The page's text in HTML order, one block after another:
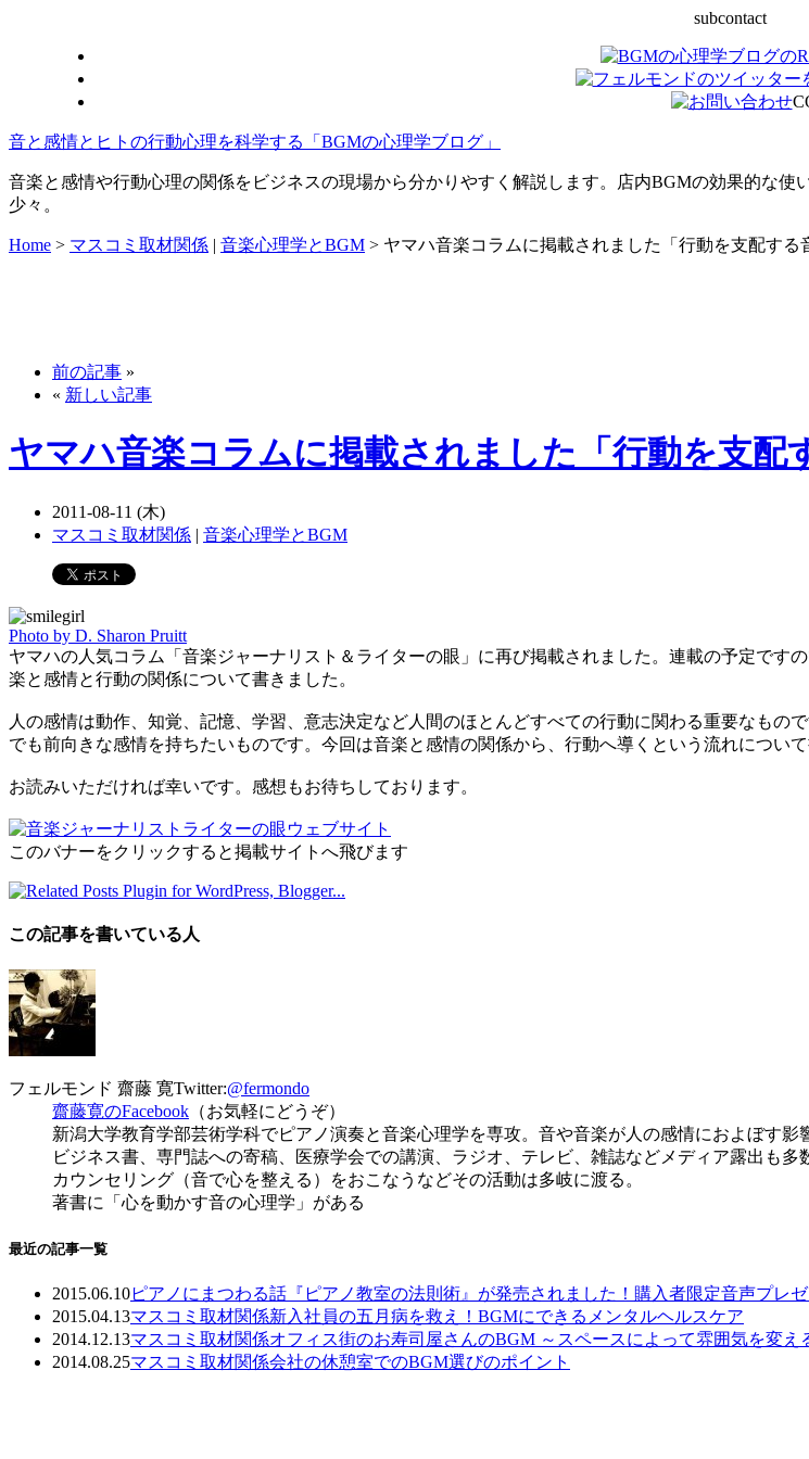
subcontact
音と感情とヒトの行動心理を科学する「BGMの心理学ブログ」
音楽と感情や行動心理の関係をビジネスの現場から分かりやすく解説します。店内BGMの効果的な
少々。
Home > マスコミ取材関係 | 音楽心理学とBGM > ヤマハ音楽コラムに掲載されました「行動を支配する
前の記事 »
« 新しい記事
ヤマハ音楽コラムに掲載されました「行動を支配
2011-08-11 (木)
マスコミ取材関係 | 音楽心理学とBGM
Photo by D. Sharon Pruitt
ヤマハの人気コラム「音楽ジャーナリスト＆ライターの眼」に再び掲載されました。連載の予定で
楽と感情と行動の関係について書きました。
人の感情は動作、知覚、記憶、学習、意志決定など人間のほとんどすべての行動に関わる重要なも
でも前向きな感情を持ちたいものです。今回は音楽と感情の関係から、行動へ導くという流れについて
お読みいただければ幸いです。感想もお待ちしております。
このバナーをクリックすると掲載サイトへ飛びます
この記事を書いている人
フェルモンド 齋藤 寛Twitter:@fermondo
齋藤寛のFacebook （お気軽にどうぞ）
新潟大学教育学部芸術学科でピアノ演奏と音楽心理学を専攻。音や音楽が人の感情におよぼす
ビジネス書、専門誌への寄稿、医療学会での講演、ラジオ、テレビ、雑誌などメディア露出も
カウンセリング（音で心を整える）をおこなうなどその活動は多岐に渡る。
著書に「心を動かす音の心理学」がある
最近の記事一覧
2015.06.10ピアノにまつわる話 『ピアノ教室の法則術』が発売されました！購入者限定音声プレゼ
2015.04.13マスコミ取材関係新入社員の五月病を救え！BGMにできるメンタルヘルスケア
2014.12.13マスコミ取材関係オフィス街のお寿司屋さんのBGM ～スペースによって雰囲気を変え
2014.08.25マスコミ取材関係会社の休憩室でのBGM選びのポイント